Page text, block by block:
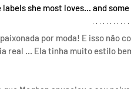
she most loves... and
por moda! E isso não
real ... Ela tinha muito estilo